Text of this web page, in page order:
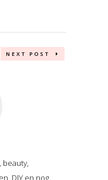
NEXT POST
beauty,
DIY en nog